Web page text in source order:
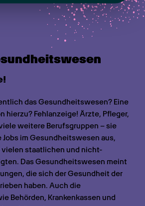
das Gesundheitswesen? Eine
hierzu? Fehlanzeige! Ärzte, Pfleger,
weitere Berufsgruppen – sie
im Gesundheitswesen aus,
staatlichen und nicht-
Das Gesundheitswesen meint
die sich der Gesundheit der
haben. Auch die
Behörden, Krankenkassen und